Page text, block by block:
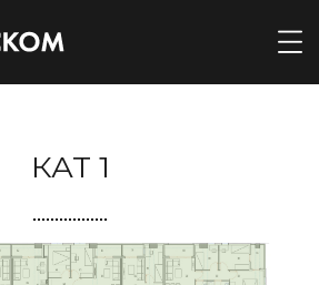
КАТ 1